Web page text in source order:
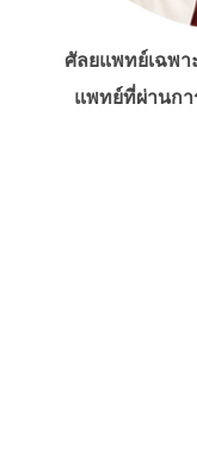
ศัลยแพทย์เฉพา
แพทย์ที่ผ่านกา